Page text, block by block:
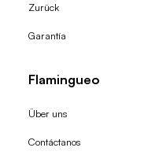
Zurück
Garantía
Flamingueo
Über uns
Contáctanos